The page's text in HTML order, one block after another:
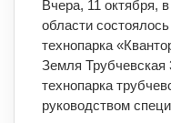
Вчера, 11 октября,
области
технопарка
Земля Трубчевская
технопарка
руководством